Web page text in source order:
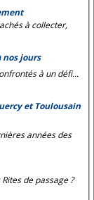
à collecter,
nos jours
à un défi...
et Toulousain
années des
Rites de passage?